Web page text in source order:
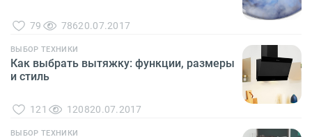
79 78620.07.2017
ВЫБОР ТЕХНИКИ
Как выбрать вытяжку: функции, размеры
и стиль
121 120820.07.2017
ВЫБОР ТЕХНИКИ